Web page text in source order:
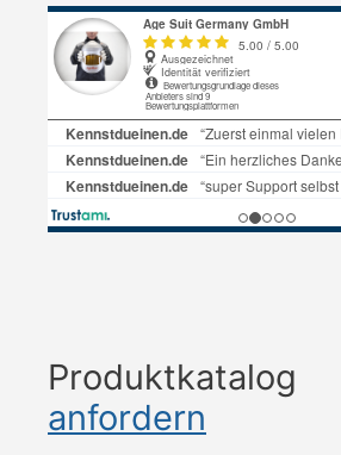
Produktkatalog
anfordern